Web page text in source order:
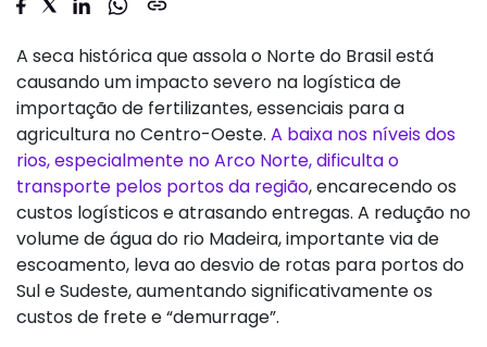
A seca histórica que assola o Norte do Brasil está
causando um impacto severo na logística de
importação de fertilizantes, essenciais para a
agricultura no Centro-Oeste. A baixa nos níveis dos
rios, especialmente no Arco Norte, dificulta o
transporte pelos portos da região, encarecendo os
custos logísticos e atrasando entregas. A redução no
volume de água do rio Madeira, importante via de
escoamento, leva ao desvio de rotas para portos do
Sul e Sudeste, aumentando significativamente os
custos de frete e “demurrage”.